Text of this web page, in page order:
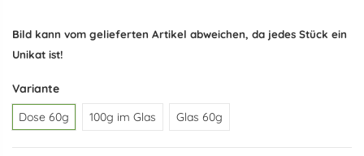
Bild kann vom gelieferten Artikel abweichen, da jedes Stück ein
Unikat ist!
Variante
Dose 60g
100g im Glas Glas 60g